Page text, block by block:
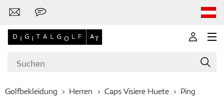
Golfbekleidung Herren Caps Visiere Huete Ping